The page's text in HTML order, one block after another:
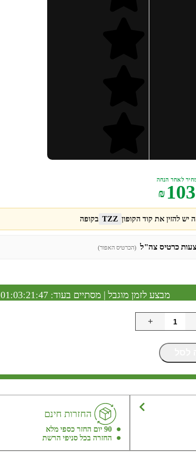
לאחר הנחה
₪ 103
יש להזין את קוד הקופון TZZ בקופה
כרטיס צה"ל (הכרטיס האפור)
מבצע לזמן מוגבל | מסתיים בעוד: 01:03:21:46
+
החזרות חינם
90 יום החזר כספי מלא
החזרה בכל סניפי הרשת